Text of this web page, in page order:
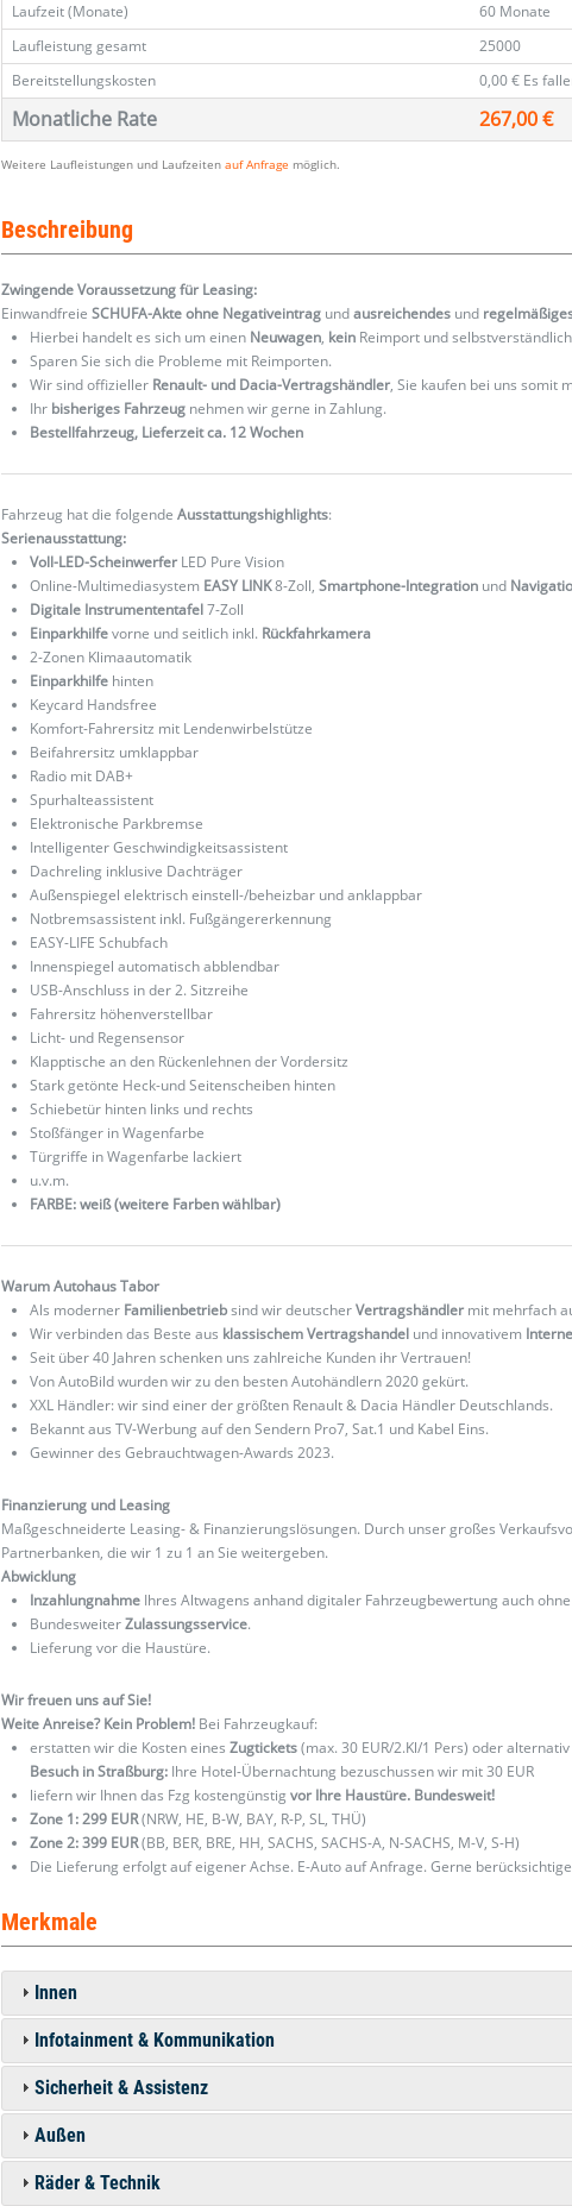
Laufzeit (Monate)
60 Monate
Laufleistung gesamt
25000
Bereitstellungskosten
0,00 € Es
Monatliche Rate 267,00 €
Weitere Laufleistungen und Laufzeitenauf Anfrage möglich.
Beschreibung
Zwingende Voraussetzung für Leasing:
EinwandfreieSCHUFA-Akte ohne Negativeintrag undausreichendes und
Hierbei handelt es sich um einen Neuwagen, kein Reimport und
Sparen Sie sich die Probleme mit Reimporten.
Wir sind offizieller Renault- und Dacia-Vertragshändler, Sie kaufen bei uns somit
Ihr bisheriges Fahrzeug nehmen wir gerne in Zahlung.
Bestellfahrzeug, Lieferzeit ca. 12 Wochen
Fahrzeug hat die folgendeAusstattungshighlights:
Serienausstattung:
Voll-LED-Scheinwerfer LED Pure Vision
Online-Multimediasystem EASY LINK8-Zoll,Smartphone-Integration und
Digitale Instrumententafel7-Zoll
Einparkhilfevorne und seitlich inkl. Rückfahrkamera
2-Zonen Klimaautomatik
Einparkhilfe hinten
Keycard Handsfree
Komfort-Fahrersitz mit Lendenwirbelstütze
Beifahrersitz umklappbar
Radio mit DAB+
Spurhalteassistent
Elektronische Parkbremse
Intelligenter Geschwindigkeitsassistent
Dachreling inklusive Dachträger
Außenspiegel elektrisch einstell-/beheizbar und anklappbar
Notbremsassistent inkl. Fußgängererkennung
EASY-LIFE Schubfach
Innenspiegel automatisch abblendbar
USB-Anschluss in der 2. Sitzreihe
Fahrersitz höhenverstellbar
Licht- und Regensensor
Klapptische an den Rückenlehnen der Vordersitz
Stark getönte Heck-und Seitenscheiben hinten
Schiebetür hinten links und rechts
Stoßfänger in Wagenfarbe
Türgriffe in Wagenfarbe lackiert
u.v.m.
FARBE: weiß (weitere Farben wählbar)
Warum Autohaus Tabor
Als moderner Familienbetriebsind wir deutscherVertragshändler mit mehrfach
Wir verbinden das Beste aus klassischem Vertragshandel und innovativem
Seit über 40 Jahren schenken uns zahlreiche Kunden ihr Vertrauen!
Von AutoBild wurden wir zu den besten Autohändlern 2020 gekürt.
XXL Händler: wir sind einer der größten Renault & Dacia Händler Deutschlands.
Bekannt aus TV-Werbung auf den Sendern Pro7, Sat.1 und Kabel Eins.
Gewinner des Gebrauchtwagen-Awards 2023.
Finanzierung und Leasing
Maßgeschneiderte Leasing- & Finanzierungslösungen. Durch unser großes
Partnerbanken, die wir 1 zu 1 an Sie weitergeben.
Abwicklung
Inzahlungnahme Ihres Altwagens anhand digitaler Fahrzeugbewertung auch
BundesweiterZulassungsservice.
Lieferung vor die Haustüre.
Wir freuen uns auf Sie!
Weite Anreise? Kein Problem! Bei Fahrzeugkauf:
erstatten wir die Kosten einesZugtickets(max. 30 EUR/2.Kl/1 Pers) oder
Besuch in Straßburg: Ihre Hotel-Übernachtung bezuschussen wir mit 30 EUR
liefern wir Ihnen das Fzg kostengünstigvor Ihre Haustüre. Bundesweit!
Zone 1: 299 EUR(NRW, HE, B-W, BAY, R-P, SL, THÜ)
Zone 2: 399 EUR(BB, BER, BRE, HH, SACHS, SACHS-A, N-SACHS, M-V, S-H)
Die Lieferung erfolgt auf eigener Achse. E-Auto auf Anfrage. Gerne
Merkmale
Innen
Infotainment & Kommunikation
Sicherheit & Assistenz
Außen
Räder & Technik